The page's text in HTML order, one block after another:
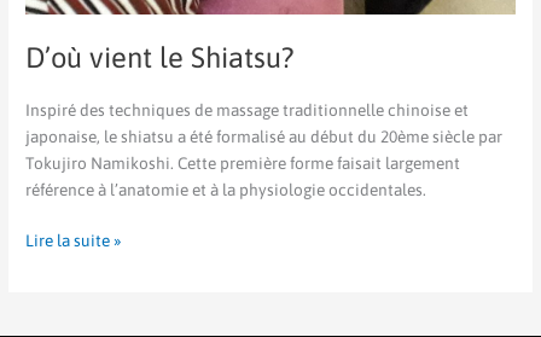
D’où vient le Shiatsu?
Inspiré des techniques de massage traditionnelle chinoise et
japonaise, le shiatsu a été formalisé au début du 20ème siècle par
Tokujiro Namikoshi. Cette première forme faisait largement
référence à l’anatomie et à la physiologie occidentales.
Lire la suite »